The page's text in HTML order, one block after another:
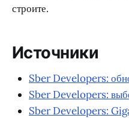
строите.
Источники
Sber Developers:
Sber Developers:
Sber Developers: